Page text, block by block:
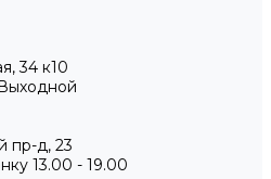
34 к10
пр-д, 23
13.00 - 19.00